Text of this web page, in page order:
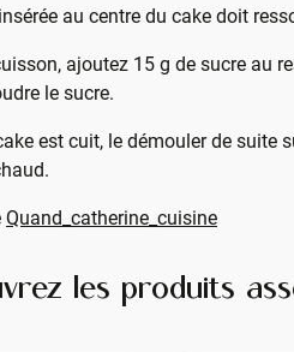
au centre du cake doit
ajoutez 15 g de sucre au
le sucre.
est cuit, le démouler de suite
Quand_catherine_cuisine
les produits